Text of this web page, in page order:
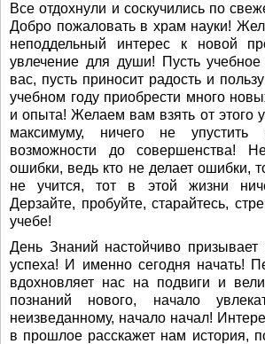
Все отдохнули и соскучились по
Добро пожаловать в храм науки!
неподдельный интерес к новой
увлечение для души! Пусть
вас, пусть приносит радость и
учебном году приобрести много
и опыта! Желаем вам взять от этого
максимуму, ничего не
возможности до совершенства!
ошибки, ведь кто не делает ошибки,
не учится, тот в этой жизни
Дерзайте, пробуйте, старайтесь,
учебе!
День Знаний настойчиво призывает
успеха! И именно сегодня начать!
вдохновляет нас на подвиги и
познаний нового, начало
неизведанному, начало начал!
в прошлое расскажет нам история,